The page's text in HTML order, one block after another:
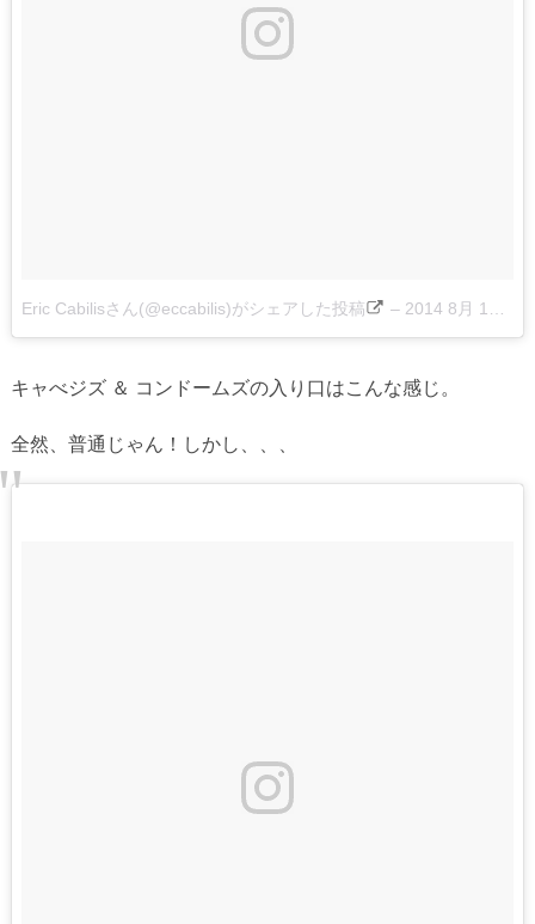
Eric Cabilisさん(@eccabilis)がシェアした投稿 – 2014 8月 13 7:17午前 PDT
キャべジズ ＆ コンドームズの入り口はこんな感じ。
全然、普通じゃん！しかし、、、